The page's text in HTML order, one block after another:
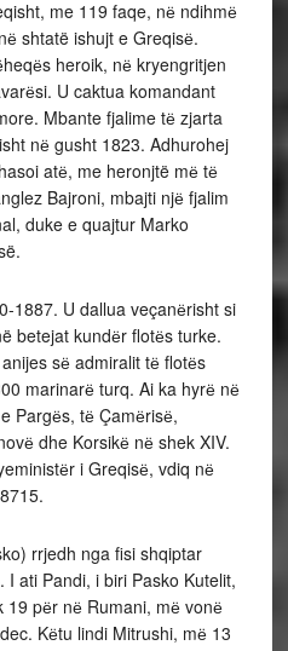
me 119 faqe, nё ndihmё
shtatë ishujt e Greqisё.
heroik, nё kryengritjen
U caktua komandant
Mbante fjalime tё zjarta
nё gusht 1823. Adhurohej
atё, me heronjtë mё tё
Bajroni, mbajti njё fjalim
duke e quajtur Marko
1887. U dallua veçanёrisht si
betejat kundёr flotёs turke.
sё admiralit tё flotёs
marinarё turq. Ai ka hyrё nё
Pargёs, tё Çamёrisё,
dhe Korsikё nё shek XIV.
i Greqisё, vdiq nё
rrjedh nga fisi shqiptar
ati Pandi, i biri Pasko Kutelit,
19 pёr nё Rumani, mё vonё
Kёtu lindi Mitrushi, mё 13